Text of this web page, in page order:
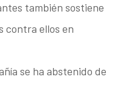
también sostiene
contra ellos en
se ha abstenido de